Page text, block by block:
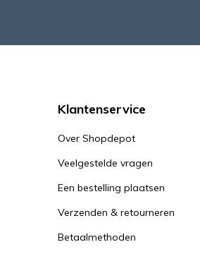
Klantenservice
Over Shopdepot
Veelgestelde vragen
Een bestelling plaatsen
Verzenden & retourneren
Betaalmethoden